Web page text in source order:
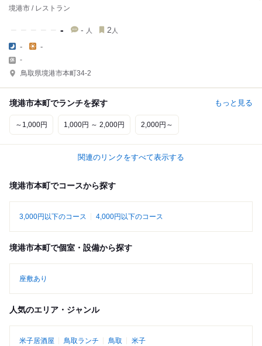
境港市 / レストラン
- - 人 2 人
- -
-
鳥取県境港市本町34-2
境港市本町でランチを探す もっと見る
～1,000円 1,000円 ～ 2,000円 2,000円～
関連のリンクをすべて表示する
境港市本町でコースから探す
3,000円以下のコース 4,000円以下のコース
境港市本町で個室・設備から探す
座敷あり
人気のエリア・ジャンル
米子居酒屋 鳥取ランチ 鳥取 米子